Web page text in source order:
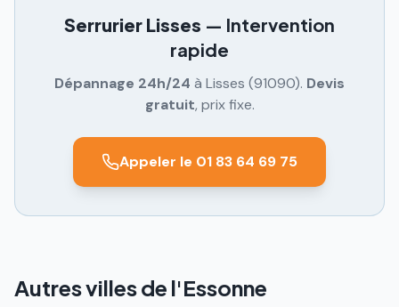
Serrurier Lisses — Intervention
rapide
Dépannage 24h/24 à Lisses (91090). Devis
gratuit, prix fixe.
Appeler le 01 83 64 69 75
Autres villes de l'Essonne